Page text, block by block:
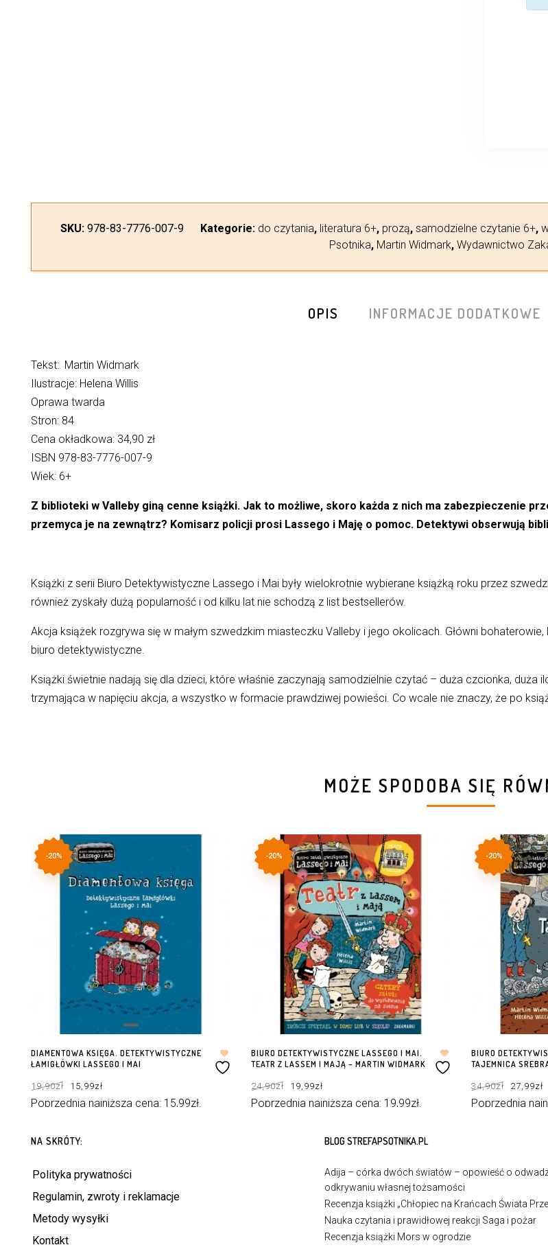
SKU: 978-83-7776-007-9 Kategorie: do czytania, literatura 6+, prozą, samodzielne czytanie 6+,
Psotnika, Martin Widmark, Wydawnictwo
OPIS INFORMACJE DODATKOWE
Tekst: Martin Widmark
Ilustracje: Helena Willis
Oprawa twarda
Stron: 84
Cena okładkowa: 34,90 zł
ISBN 978-83-7776-007-9
Wiek: 6+
Z biblioteki w Valleby giną cenne książki. Jak to możliwe, skoro każda z nich ma zabezpieczenie
przemyca je na zewnątrz? Komisarz policji prosi Lassego i Maję o pomoc. Detektywi obserwują
Książki z serii Biuro Detektywistyczne Lassego i Mai były wielokrotnie wybierane książką roku przez
również zyskały dużą popularność i od kilku lat nie schodzą z list bestsellerów.
Akcja książek rozgrywa się w małym szwedzkim miasteczku Valleby i jego okolicach. Główni
biuro detektywistyczne.
Książki świetnie nadają się dla dzieci, które właśnie zaczynają samodzielnie czytać – duża czcionka,
trzymająca w napięciu akcja, a wszystko w formacie prawdziwej powieści. Co wcale nie znaczy, że po
MOŻE SPODOBA SIĘ
-20%
DIAMENTOWA KSIĘGA. DETEKTYWISTYCZNE
ŁAMIGŁÓWKI LASSEGO I MAI
19,90zł cena
wynosiła:
19,90zł.
15,99złcena
15,99zł.
Poprzednia najniższa cena: 15,99zł.
-20%
BIURO DETEKTYWISTYCZNE LASSEGO I MAI.
TEATR Z LASSEM I MAJĄ – MARTIN WIDMARK
24,90zł cena
wynosiła:
24,90zł.
19,99złcena
19,99zł.
Poprzednia najniższa cena: 19,99zł.
-20%
BIURO
TAJEMNICA
34,90zł cena
wynosiła:
34,90zł.
27,99zł
Poprzednia
NA SKRÓTY:
Polityka prywatności
Regulamin, zwroty i reklamacje
Metody wysyłki
Kontakt
BLOG STREFAPSOTNIKA.PL
Adija – córka dwóch światów – opowieść o
odkrywaniu własnej tożsamości
Recenzja książki „Chłopiec na Krańcach Świata
Nauka czytania i prawidłowej reakcji Saga i pożar
Recenzja książki Mors w ogrodzie